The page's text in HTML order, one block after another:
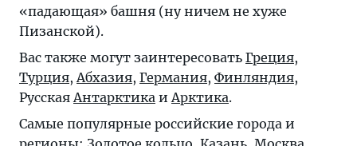
«падающая» башня (ну ничем не хуже
Пизанской).
Вас также могут заинтересовать Греция,
Турция,Абхазия, Германия, Финляндия,
РусскаяАнтарктика иАрктика.
Самые популярные российские города и